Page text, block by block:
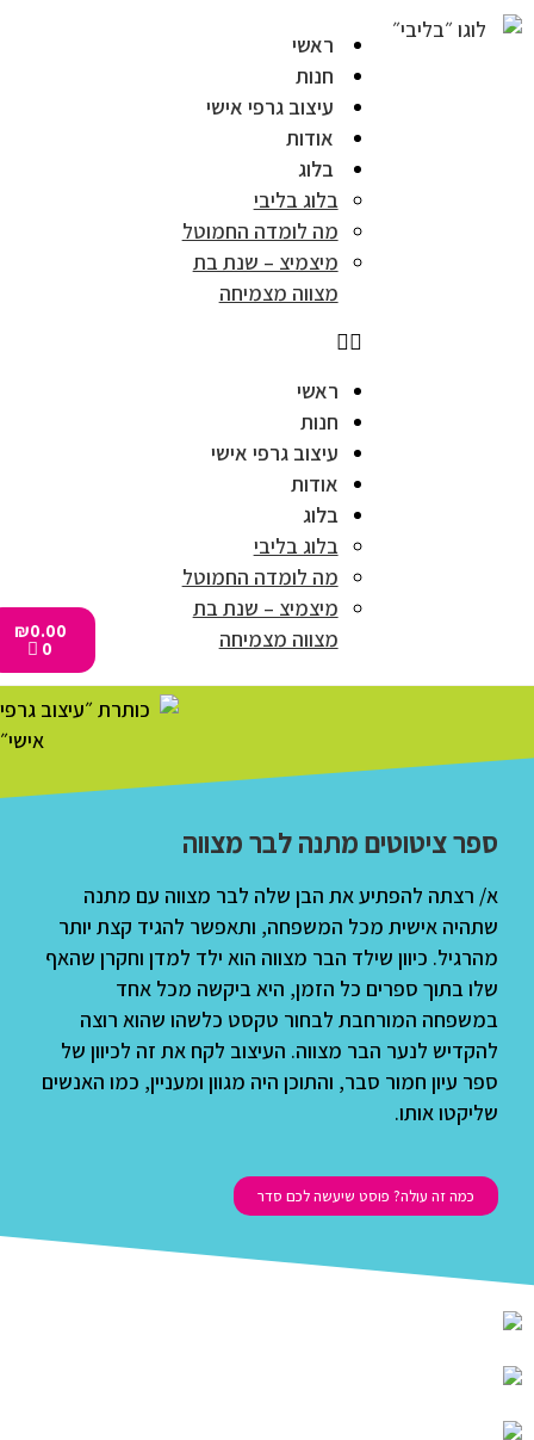
ראשי
חנות
עיצוב גרפי אישי
אודות
בלוג
בלוג בליבי
מה לומדה החמוטל
מיצמיצ – שנת בת
מצווה מצמיחה
ראשי
חנות
עיצוב גרפי אישי
אודות
בלוג
בלוג בליבי
מה לומדה החמוטל
מיצמיצ – שנת בת
מצווה מצמיחה
₪0.00
ספר ציטוטים מתנה לבר מצווה
א/ רצתה להפתיע את הבן שלה לבר מצווה עם מתנה
שתהיה אישית מכל המשפחה, ותאפשר להגיד קצת יותר
מהרגיל. כיוון שילד הבר מצווה הוא ילד למדן וחקרן שהאף
שלו בתוך ספרים כל הזמן, היא ביקשה מכל אחד
במשפחה המורחבת לבחור טקסט כלשהו שהוא רוצה
להקדיש לנער הבר מצווה. העיצוב לקח את זה לכיוון של
ספר עיון חמור סבר, והתוכן היה מגוון ומעניין, כמו האנשים
שליקטו אותו.
כמה זה עולה? פוסט שיעשה לכם סדר